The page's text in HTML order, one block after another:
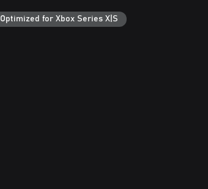
Optimized for Xbox Series X|S